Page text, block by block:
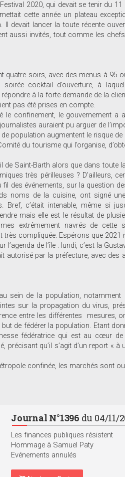
2020, qui devait se tenir du
cette année un plateau
devait lancer la toute récente
aussi invités, tout comme les
soirs, avec des menus à 95
cocktail d’ouverture, à
à la forte demande de la
pas été prises en compte.
confinement, le gouvernement a
auraient pu arguer de
population augmentent le risque
du tourisme qui l’organise,
Saint-Barth alors que dans toute
très périlleuses ? D’ailleurs,
des événements, sur la question
noms de la cuisine, ont signé
Bref, c’était intenable, même si
mais elle est le résultat de
extrêmement navrés de cette
très compliquée. Espérons que
de l’île : lundi, c’est la
autorisé par la préfecture, avec des
sein de la population, notamment
sur la propagation du virus,
entre les différentes mesures,
de fédérer la population. Etant
fédératrice qui est au cœur de
qu’il s’agit d’un report « à
confinée, les marchés sont
Journal N°1396 du 04/11/
Les finances publiques résistent
Hommage à Samuel Paty
Evénements annulés